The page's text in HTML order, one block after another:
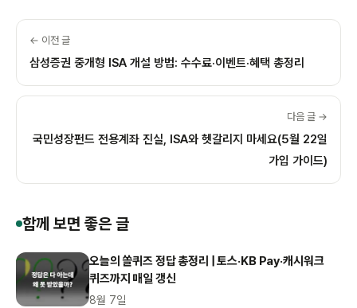
← 이전 글
삼성증권 중개형 ISA 개설 방법: 수수료·이벤트·혜택 총정리
다음 글 →
국민성장펀드 전용계좌 진실, ISA와 헷갈리지 마세요(5월 22일
가입 가이드)
함께 보면 좋은 글
오늘의 쏠퀴즈 정답 총정리 | 토스·KB Pay·캐시워크
퀴즈까지 매일 갱신
8월 7일